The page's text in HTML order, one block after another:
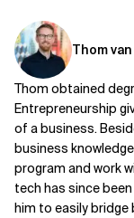
Thom
Thom obtained
Entrepreneurship
of a business.
business
program and work
tech has since
him to easily